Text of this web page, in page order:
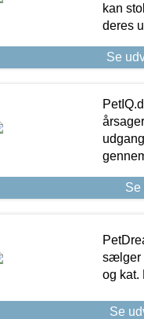
kan
deres
Se
Se
sælger
og kat.
Se